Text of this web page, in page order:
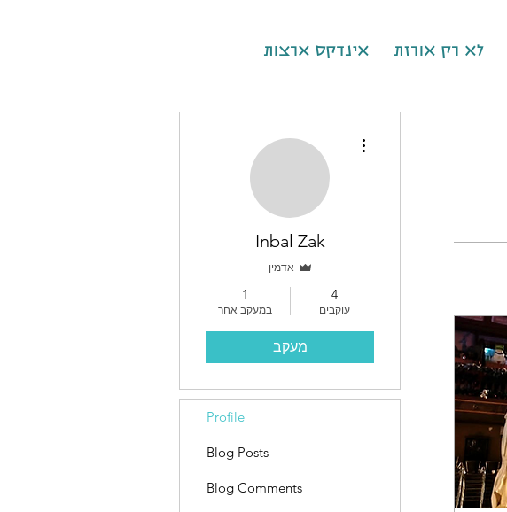
לא רק אורזת אינדקס ארצות
Inbal Zak
אדמין
4
עוקבים
1
במעקב אחר
מעקב
Profile
Blog Posts
Blog Comments